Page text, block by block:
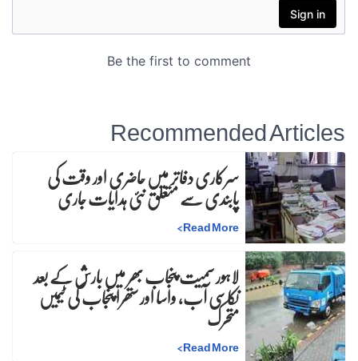
Recommended Articles
سرکاری دفاتر میں حاضری اور وقت کی
پابندی سے متعلق نئی ہدایات جاری
Read More
>
لاہور سمیت پنجاب بھر میں بارش کے بعد
نکاسی آب، واسا اور ستھرا پنجاب کی ٹیمیں
متحرک
Read More
>